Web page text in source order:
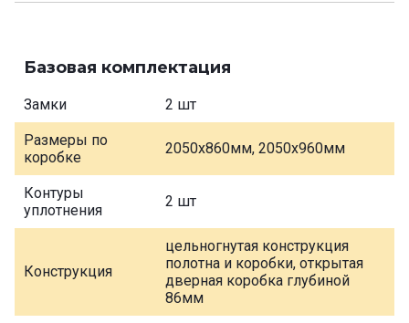
Базовая комплектация
Замки 2 шт
Размеры по
коробке
2050х860мм, 2050х960мм
Контуры
уплотнения
2 шт
Конструкция
цельногнутая конструкция
полотна и коробки, открытая
дверная коробка глубиной
86мм